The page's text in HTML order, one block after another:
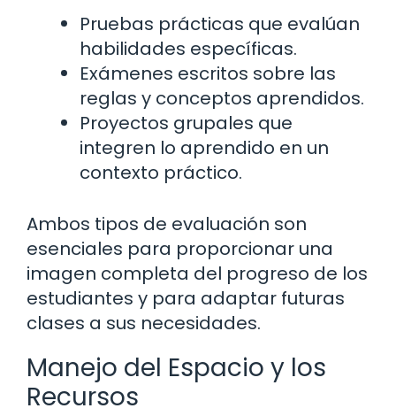
Pruebas prácticas que evalúan
habilidades específicas.
Exámenes escritos sobre las
reglas y conceptos aprendidos.
Proyectos grupales que
integren lo aprendido en un
contexto práctico.
Ambos tipos de evaluación son
esenciales para proporcionar una
imagen completa del progreso de los
estudiantes y para adaptar futuras
clases a sus necesidades.
Manejo del Espacio y los
Recursos